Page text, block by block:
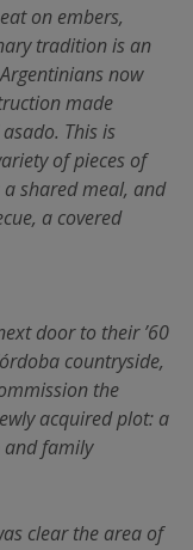
on embers,
tradition is an
now
made
This is
of pieces of
shared meal, and
a covered
door to their ’60
countryside,
the
acquired plot: a
and family
clear the area of